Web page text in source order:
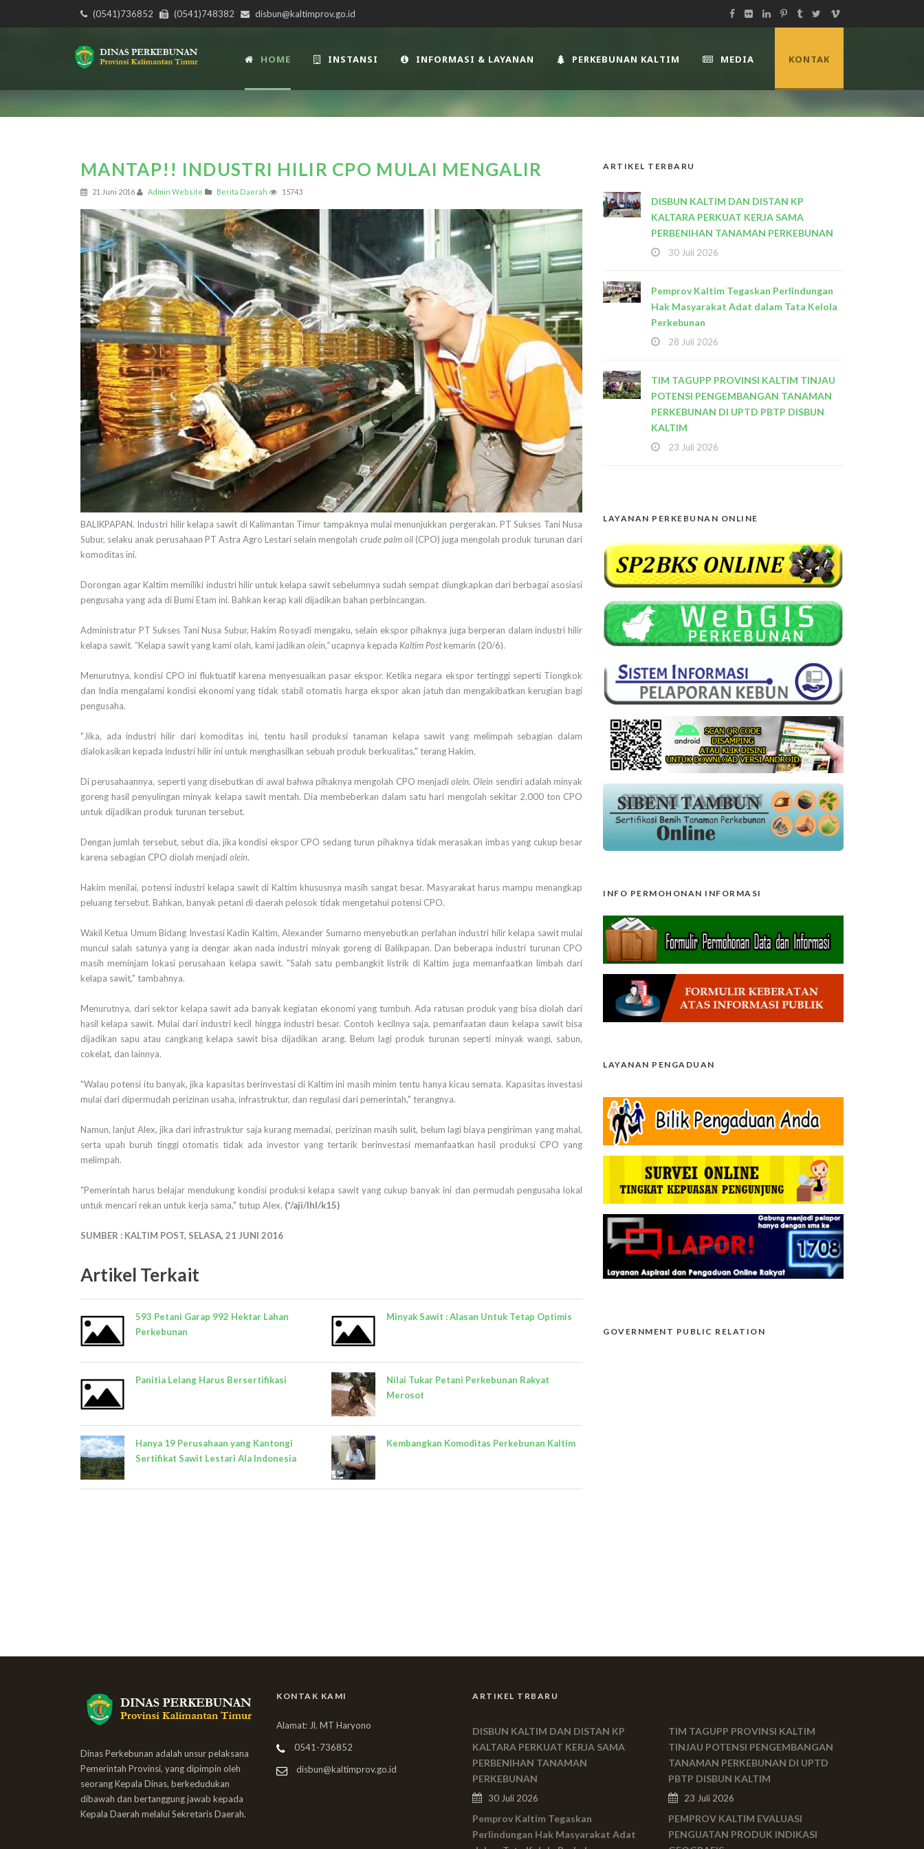
(0541)736852 (0541)748382 disbun@kaltimprov.go.id
HOME INSTANSI INFORMASI & LAYANAN PERKEBUNAN KALTIM MEDIA KONTAK
MANTAP!! INDUSTRI HILIR CPO MULAI MENGALIR
21 Juni 2016 Admin Website Berita Daerah 15743
BALIKPAPAN. Industri hilir kelapa sawit di Kalimantan Timur tampaknya mulai menunjukkan pergerakan. PT Sukses Tani Nusa
Subur, selaku anak perusahaan PT Astra Agro Lestari selain mengolah crude palm oil(CPO) juga mengolah produk turunan dari
komoditas ini.
Dorongan agar Kaltim memiliki industri hilir untuk kelapa sawit sebelumnya sudah sempat diungkapkan dari berbagai asosiasi
pengusaha yang ada di Bumi Etam ini. Bahkan kerap kali dijadikan bahan perbincangan.
Administratur PT Sukses Tani Nusa Subur, Hakim Rosyadi mengaku, selain ekspor pihaknya juga berperan dalam industri hilir
kelapa sawit. “Kelapa sawit yang kami olah, kami jadikan olein,”ucapnya kepada Kaltim Postkemarin (20/6).
Menurutnya, kondisi CPO ini fluktuatif karena menyesuaikan pasar ekspor. Ketika negara ekspor tertinggi seperti Tiongkok
dan India mengalami kondisi ekonomi yang tidak stabil otomatis harga ekspor akan jatuh dan mengakibatkan kerugian bagi
pengusaha.
"Jika, ada industri hilir dari komoditas ini, tentu hasil produksi tanaman kelapa sawit yang melimpah sebagian dalam
dialokasikan kepada industri hilir ini untuk menghasilkan sebuah produk berkualitas," terang Hakim.
Di perusahaannya, seperti yang disebutkan di awal bahwa pihaknya mengolah CPO menjadiolein. Olein sendiri adalah minyak
goreng hasil penyulingan minyak kelapa sawit mentah. Dia membeberkan dalam satu hari mengolah sekitar 2.000 ton CPO
untuk dijadikan produk turunan tersebut.
Dengan jumlah tersebut, sebut dia, jika kondisi ekspor CPO sedang turun pihaknya tidak merasakan imbas yang cukup besar
karena sebagian CPO diolah menjadiolein.
Hakim menilai, potensi industri kelapa sawit di Kaltim khususnya masih sangat besar. Masyarakat harus mampu menangkap
peluang tersebut. Bahkan, banyak petani di daerah pelosok tidak mengetahui potensi CPO.
Wakil Ketua Umum Bidang Investasi Kadin Kaltim, Alexander Sumarno menyebutkan perlahan industri hilir kelapa sawit mulai
muncul salah satunya yang ia dengar akan nada industri minyak goreng di Balikpapan. Dan beberapa industri turunan CPO
masih meminjam lokasi perusahaan kelapa sawit. "Salah satu pembangkit listrik di Kaltim juga memanfaatkan limbah dari
kelapa sawit," tambahnya.
Menurutnya, dari sektor kelapa sawit ada banyak kegiatan ekonomi yang tumbuh. Ada ratusan produk yang bisa diolah dari
hasil kelapa sawit. Mulai dari industri kecil hingga industri besar. Contoh kecilnya saja, pemanfaatan daun kelapa sawit bisa
dijadikan sapu atau cangkang kelapa sawit bisa dijadikan arang. Belum lagi produk turunan seperti minyak wangi, sabun,
cokelat, dan lainnya.
"Walau potensi itu banyak, jika kapasitas berinvestasi di Kaltim ini masih minim tentu hanya kicau semata. Kapasitas investasi
mulai dari dipermudah perizinan usaha, infrastruktur, dan regulasi dari pemerintah," terangnya.
Namun, lanjut Alex, jika dari infrastruktur saja kurang memadai, perizinan masih sulit, belum lagi biaya pengiriman yang mahal,
serta upah buruh tinggi otomatis tidak ada investor yang tertarik berinvestasi memanfaatkan hasil produksi CPO yang
melimpah.
"Pemerintah harus belajar mendukung kondisi produksi kelapa sawit yang cukup banyak ini dan permudah pengusaha lokal
untuk mencari rekan untuk kerja sama," tutup Alex. (*/aji/lhl/k15)
SUMBER : KALTIM POST, SELASA, 21 JUNI 2016
Artikel Terkait
593 Petani Garap 992 Hektar Lahan
Perkebunan
Panitia Lelang Harus Bersertifikasi
Hanya 19 Perusahaan yang Kantongi
Sertifikat Sawit Lestari Ala Indonesia
Minyak Sawit : Alasan Untuk Tetap Optimis
Nilai Tukar Petani Perkebunan Rakyat
Merosot
Kembangkan Komoditas Perkebunan Kaltim
ARTIKEL TERBARU
DISBUN KALTIM DAN DISTAN KP
KALTARA PERKUAT KERJA SAMA
PERBENIHAN TANAMAN PERKEBUNAN
30 Juli 2026
Pemprov Kaltim Tegaskan Perlindungan
Hak Masyarakat Adat dalam Tata Kelola
Perkebunan
28 Juli 2026
TIM TAGUPP PROVINSI KALTIM TINJAU
POTENSI PENGEMBANGAN TANAMAN
PERKEBUNAN DI UPTD PBTP DISBUN
KALTIM
23 Juli 2026
LAYANAN PERKEBUNAN ONLINE
INFO PERMOHONAN INFORMASI
LAYANAN PENGADUAN
GOVERNMENT PUBLIC RELATION
Dinas Perkebunan adalah unsur pelaksana
Pemerintah Provinsi, yang dipimpin oleh
seorang Kepala Dinas, berkedudukan
dibawah dan bertanggung jawab kepada
Kepala Daerah melalui Sekretaris Daerah.
KONTAK KAMI
Alamat: Jl. MT Haryono
0541-736852
disbun@kaltimprov.go.id
ARTIKEL TRBARU
DISBUN KALTIM DAN DISTAN KP
KALTARA PERKUAT KERJA SAMA
PERBENIHAN TANAMAN
PERKEBUNAN
30 Juli 2026
Pemprov Kaltim Tegaskan
Perlindungan Hak Masyarakat Adat
TIM TAGUPP PROVINSI KALTIM
TINJAU POTENSI PENGEMBANGAN
TANAMAN PERKEBUNAN DI UPTD
PBTP DISBUN KALTIM
23 Juli 2026
PEMPROV KALTIM EVALUASI
PENGUATAN PRODUK INDIKASI